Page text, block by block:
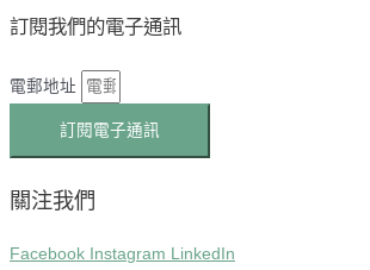
訂閱我們的電子通訊
電郵地址
訂閱電子通訊
關注我們
Facebook Instagram LinkedIn